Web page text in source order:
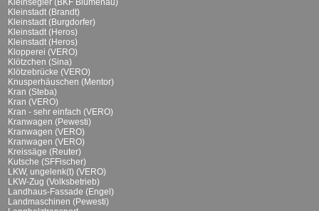
Kleinsegler (BKF Blumenau)
Kleinstadt (Brandt)
Kleinstadt (Burgdorfer)
Kleinstadt (Heros)
Kleinstadt (Heros)
Klopperei (VERO)
Klötzchen (Sina)
Klötzebrücke (VERO)
Knusperhäuschen (Mentor)
Kran (Steba)
Kran (VERO)
Kran - sehr einfach (VERO)
Kranwagen (Pewesti)
Kranwagen (VERO)
Kranwagen (VERO)
Kreissäge (Reuter)
Kutsche (SFFischer)
LKW, ungelenk(t) (VERO)
LKW-Zug (Volksbetrieb)
Landhaus-Fassade (Engel)
Landmaschinen (Pewesti)